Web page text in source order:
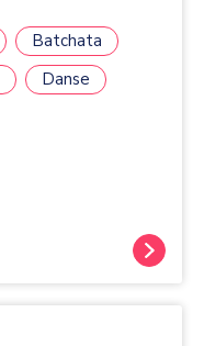
Batchata
Danse